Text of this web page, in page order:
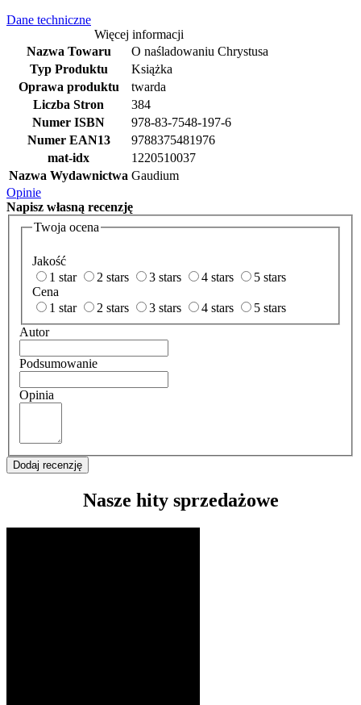
Dane techniczne
Więcej informacji
Nazwa Towaru
O naśladowaniu Chrystusa
Typ Produktu
Książka
Oprawa produktu
twarda
Liczba Stron
384
Numer ISBN
978-83-7548-197-6
Numer EAN13
9788375481976
mat-idx
1220510037
Nazwa Wydawnictwa Gaudium
Opinie
Napisz własną recenzję
Twoja ocena
Jakość
1 star
2 stars 3 stars 4 stars
5 stars
Cena
1 star
2 stars 3 stars 4 stars
5 stars
Autor
Podsumowanie
Opinia
Dodaj recenzję
Nasze hity sprzedażowe